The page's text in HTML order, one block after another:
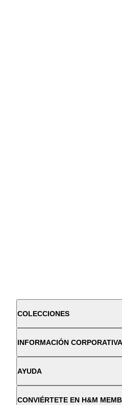
COLECCIONES
INFORMACIÓN CORPORATIVA
AYUDA
CONVIÉRTETE EN H&M